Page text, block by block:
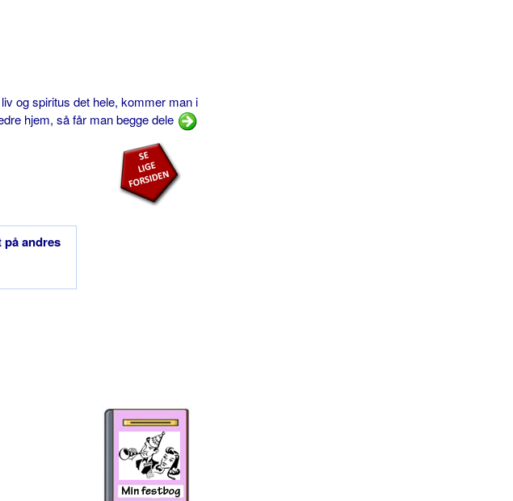
og spiritus det hele, kommer man i
hjem, så får man begge dele
på andres